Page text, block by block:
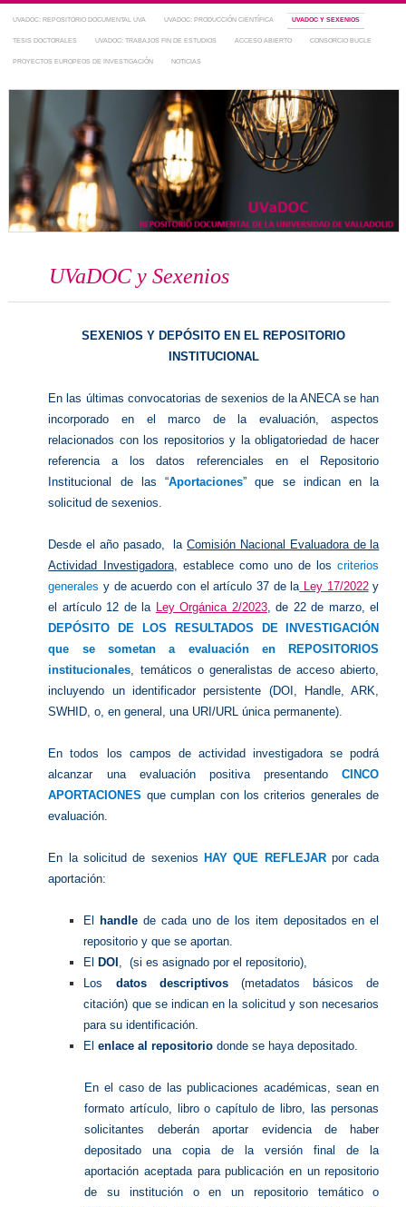
UVADOC: REPOSITORIO DOCUMENTAL UVA UVADOC: PRODUCCIÓN CIENTÍFICA UVADOC Y SEXENIOS
TESIS DOCTORALES UVADOC: TRABAJOS FIN DE ESTUDIOS ACCESO ABIERTO CONSORCIO BUCLE
PROYECTOS EUROPEOS DE INVESTIGACIÓN NOTICIAS
Repositorio Documental de la UVa
~ UVaDOC
UVaDOC y Sexenios
SEXENIOS Y DEPÓSITO EN EL REPOSITORIO
INSTITUCIONAL
En las últimas convocatorias de sexenios de la ANECA se han
incorporado en el marco de la evaluación, aspectos
relacionados con los repositorios y la obligatoriedad de hacer
referencia a los datos referenciales en el Repositorio
Institucional de las “Aportaciones” que se indican en la
solicitud de sexenios.
Desde el año pasado, laComisión Nacional Evaluadora de la
Actividad Investigadora, establece como uno de loscriterios
generales y de acuerdo con el artículo 37 de laLey 17/2022y
el artículo 12 de la Ley Orgánica 2/2023, de 22 de marzo, el
DEPÓSITO DE LOS RESULTADOS DE INVESTIGACIÓN
que se sometan a evaluación en
REPOSITORIOS
institucionales, temáticos o generalistas de acceso abierto,
incluyendo un identificador persistente (DOI, Handle, ARK,
SWHID, o, en general, una URI/URL única permanente).
En todos los campos de actividad investigadora se podrá
alcanzar una evaluación positiva presentandoCINCO
APORTACIONES que cumplan con los criterios generales de
evaluación.
En la solicitud de sexenios HAY QUE REFLEJARpor cada
aportación:
El handle de cada uno de los item depositados en el
repositorio y que se aportan.
El DOI , (si es asignado por el repositorio),
Los datos descriptivos(metadatos básicos de
citación) que se indican en la solicitud y son necesarios
para su identificación.
Elenlace al repositorio donde se haya depositado.
En el caso de las publicaciones académicas, sean en
formato artículo, libro o capítulo de libro, las personas
solicitantes deberán aportar evidencia de haber
depositado una copia de la versión final de la
aportación aceptada para publicación en un repositorio
de su institución o en un repositorio temático o